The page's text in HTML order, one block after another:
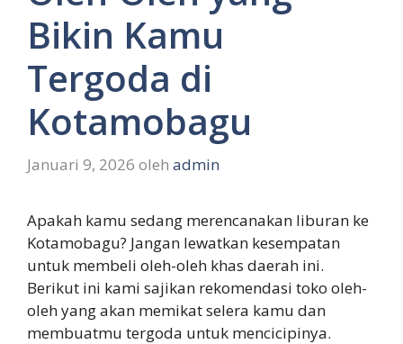
Bikin Kamu
Tergoda di
Kotamobagu
Januari 9, 2026 oleh admin
Apakah kamu sedang merencanakan liburan ke
Kotamobagu? Jangan lewatkan kesempatan
untuk membeli oleh-oleh khas daerah ini.
Berikut ini kami sajikan rekomendasi toko oleh-
oleh yang akan memikat selera kamu dan
membuatmu tergoda untuk mencicipinya.